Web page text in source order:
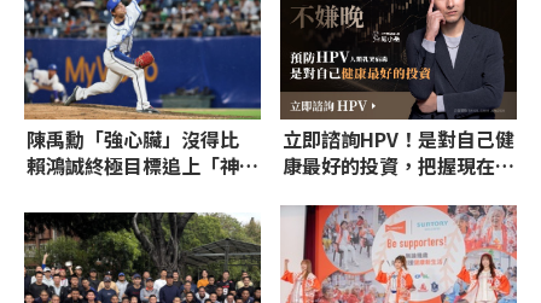
陳禹勳「強心臟」沒得比
賴鴻誠終極目標追上「神獸
立即諮詢HPV！是對自己健
康最好的投資，把握現在不